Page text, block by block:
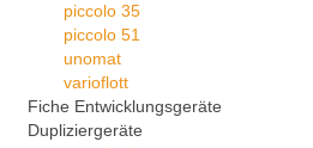
piccolo 35
piccolo 51
unomat
varioflott
Fiche Entwicklungsgeräte
Dupliziergeräte